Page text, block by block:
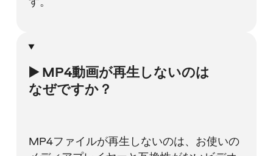
▶️ MP4動画が再生しないのは
なぜですか？
MP4ファイルが再生しないのは、お使いの